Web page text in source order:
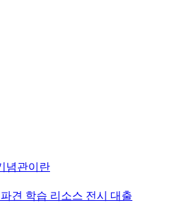
념관이란
견 학습 리소스 전시 대출